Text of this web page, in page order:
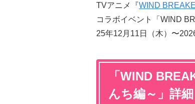
TVアニメ『WIND
コラボイベント「WIND
25年12月11日（木）〜
「WIND
んち編～」詳細